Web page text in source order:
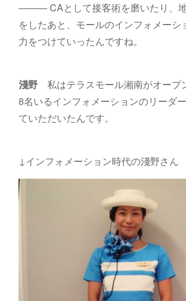
――― CAとして接客術を磨いたり、
をしたあと、モールのインフォメーシ
力をつけていったんですね。
淺野私はテラスモール湘南がオープ
8名いるインフォメーションのリーダ
ていただいたんです。
↓インフォメーション時代の淺野さん